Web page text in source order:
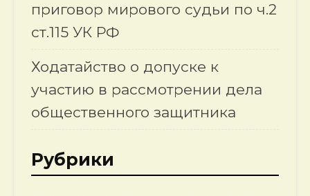
приговор мирового судьи по ч.2
ст.115 УК РФ
Ходатайство о допуске к
участию в рассмотрении дела
общественного защитника
Рубрики